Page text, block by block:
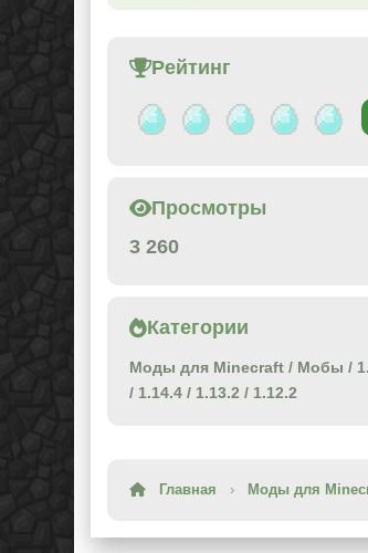
Рейтинг
Просмотры
3 260
Категории
Моды для Minecraft / Мобы /
/ 1.14.4 / 1.13.2 / 1.12.2
Главная › Моды для